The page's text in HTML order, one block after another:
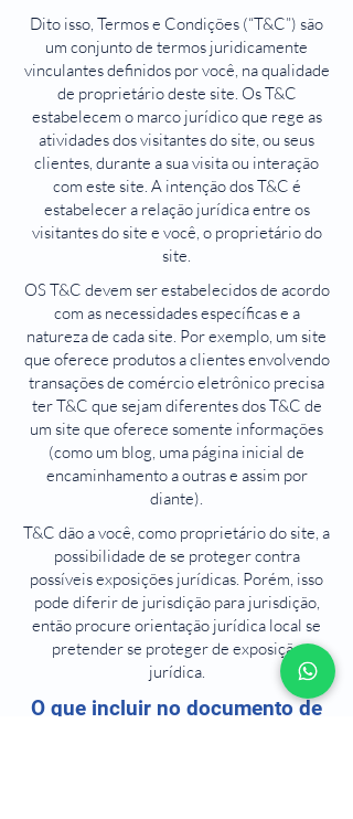
Dito isso, Termos e Condições (“T&C”) são
um conjunto de termos juridicamente
vinculantes definidos por você, na qualidade
de proprietário deste site. Os T&C
estabelecem o marco jurídico que rege as
atividades dos visitantes do site, ou seus
clientes, durante a sua visita ou interação
com este site. A intenção dos T&C é
estabelecer a relação jurídica entre os
visitantes do site e você, o proprietário do
site.
OS T&C devem ser estabelecidos de acordo
com as necessidades específicas e a
natureza de cada site. Por exemplo, um site
que oferece produtos a clientes envolvendo
transações de comércio eletrônico precisa
ter T&C que sejam diferentes dos T&C de
um site que oferece somente informações
(como um blog, uma página inicial de
encaminhamento a outras e assim por
diante).
T&C dão a você, como proprietário do site, a
possibilidade de se proteger contra
possíveis exposições jurídicas. Porém, isso
pode diferir de jurisdição para jurisdição,
então procure orientação jurídica local se
pretender se proteger de exposição
jurídica.
O que incluir no documento de